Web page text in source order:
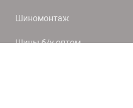
Шиномонтаж
Шины б/у оптом